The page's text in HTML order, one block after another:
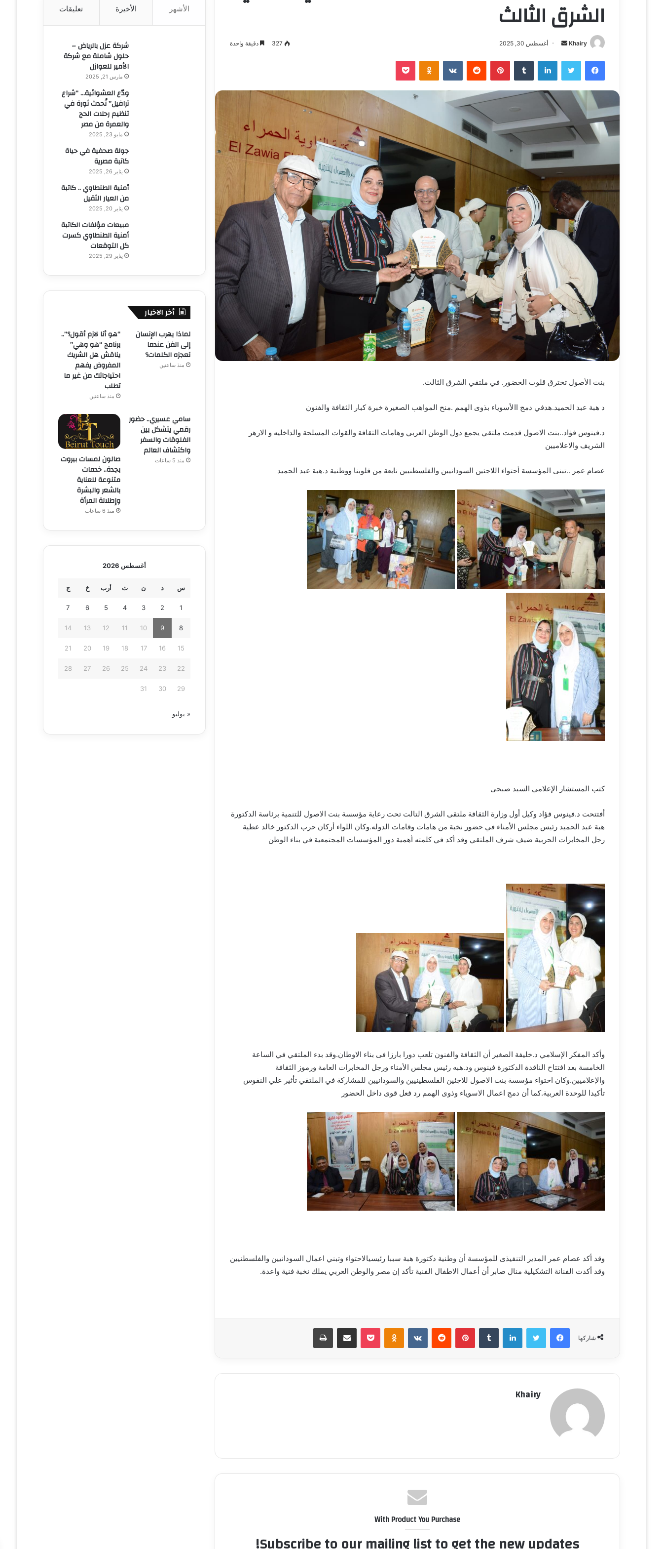
الشرق الثالث
Khairy
أ
ل
ب
ر
د
إ
ل
ك
ر
و
ن
ي
أغسطس 30, 2025 327 دقيقة واحدة
فيسبوك تويتر لينكدإن ‏Tumblr بينتيريست ‏Reddit
‏VKontakte
Odnoklassniki بوكيت
بنت الأصول تخترق قلوب الحضور. في ملتقي الشرق الثالث.
د هبة عبد الحميد.هدفي دمج االأسوياء بذوى الهمم .منح المواهب الصغيرة خبرة كبار الثقافة والفنون
د.فينوس فؤاد..بنت الاصول قدمت ملتقي يجمع دول الوطن العربي وهامات الثقافة والقوات المسلحة والداخليه و الارهر
الشريف والاعلاميين
عصام عمر ..تبنى المؤسسة أحتواء اللاجئين السودانيين والفلسطنيين نابعة من قلوبنا ووطنية د.هبة عبد الحميد
كتب المستشار الإعلامي السيد صبحى
أفتتحت د.فينوس فؤاد وكيل أول وزارة الثقافة ملتقى الشرق التالت تحت رعاية مؤسسة بنت الاصول للتنمية برئاسة الدكتورة
هبة عبد الحميد رئيس مجلس الأمناء في حضور نخبة من هامات وقامات الدوله.وكان اللواء أركان حرب الدكتور خالد عطية
رجل المخابرات الحربية ضيف شرف الملتقي وقد أكد في كلمته أهمية دور المؤسسات المجتمعية في بناء الوطن
وأكد المفكر الإسلامي د.خليفة الصغير أن الثقافة والفنون تلعب دورا بارزا فى بناء الاوطان.وقد بدء الملتقي في الساعة
الخامسة بعد افتتاح الناقدة الدكتورة فينوس ود.هبه رئيس مجلس الأمناء ورجل المخابرات العامة ورموز الثقافة
والإعلاميين.وكان احتواء مؤسسة بنت الاصول للاجئين الفلسطينيين والسودانيين للمشاركة في الملتقي تأثير علي النفوس
تأكيدا للوحدة العربية.كما أن دمج اعمال الاسوياء وذوى الهمم رد فعل قوى داخل الحضور
وقد أكد عصام عمر المدير التنفيذى للمؤسسة أن وطنية دكتورة هبة سببا رئيسيالاحتواء وتبني اعمال السودانيين والفلسطنيين
وقد أكدت الفنانة التشكيلية منال صابر أن أعمال الاطفال الفنية تأكد إن مصر والوطن العربي يملك نخبة فنية واعدة.
شاركها
فيسبوك تويتر لينكدإن ‏Tumblr بينتيريست ‏Reddit
‏VKontakte
Odnoklassniki بوكيت مشاركة عبر البريد طباعة
Khairy
With Product You Purchase
الأشهر الأخيرة تعليقات
شركة عزل بالرياض –
حلول شاملة مع شركة
الأمير للعوازل
مارس 21, 2025
ودّع العشوائية… “شراع
ترافيل” تُحدث ثورة في
تنظيم رحلات الحج
والعمرة من مصر
مايو 23, 2025
جولة صحفية في حياة
كاتبة مصرية
يناير 26, 2025
أمنية الطنطاوي .. كاتبة
من العيار الثقيل
يناير 20, 2025
مبيعات مؤلفات الكاتبة
أمنية الطنطاوي كسرت
كل التوقعات
يناير 29, 2025
أخر الاخبار
لماذا يهرب الإنسان
إلى الفن عندما
تعجزه الكلمات؟
منذ ساعتين
“هو أنا لازم أقول؟”..
برنامج “هو وهي”
يناقش هل الشريك
المفروض يفهم
احتياجاتك من غير ما
تطلب
منذ ساعتين
سامي عسيري.. حضور
رقمي يتشكل بين
الفلوقات والسفر
واكتشاف العالم
منذ 5 ساعات
صالون لمسات بيروت
بجدة.. خدمات
متنوعة للعناية
بالشعر والبشرة
وإطلالة المرأة
منذ 6 ساعات
أغسطس 2026
س د ن ث أرب خ ج
1
2
3
4
5
6
7
8
9
10
11
12
13
14
15
16
17
18
19
20
21
22
23
24
25
26
27
28
29
30
31
« يوليو